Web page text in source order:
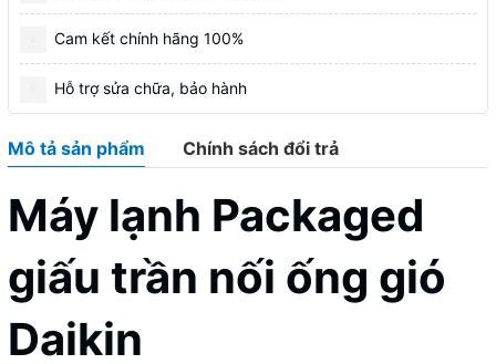
Cam kết chính hãng 100%
Hỗ trợ sửa chữa, bảo hành
Mô tả sản phẩm Chính sách đổi trả
Máy lạnh Packaged
giấu trần nối ống gió
Daikin